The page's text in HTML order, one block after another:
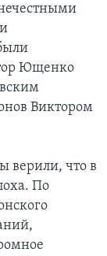
Ющенко
Виктором
верили, что в
По